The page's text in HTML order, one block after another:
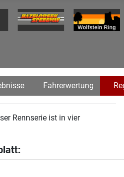
Fahrerwertung
Rennserie ist in vier